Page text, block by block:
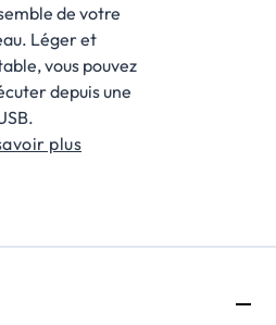
de votre
Léger et
vous pouvez
depuis une
plus